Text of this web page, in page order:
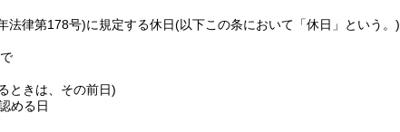
法律第178号)に規定する休日(以下この条において「休日」という。)
ときは、その前日)
める日